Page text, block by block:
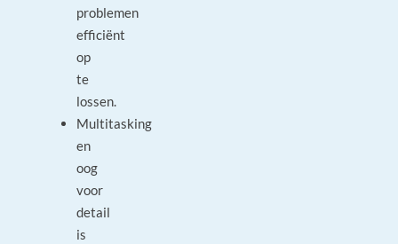
problemen
efficiënt
op
te
lossen.
Multitasking
en
oog
voor
detail
is